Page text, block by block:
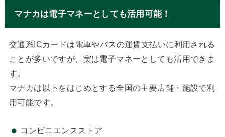
マナカは電子マネーとしても活用可能！
交通系ICカードは電車やバスの運賃支払いに利用される
ことが多いですが、実は電子マネーとしても活用できま
す。
マナカは以下をはじめとする全国の主要店舗・施設で利
用可能です。
コンビニエンスストア